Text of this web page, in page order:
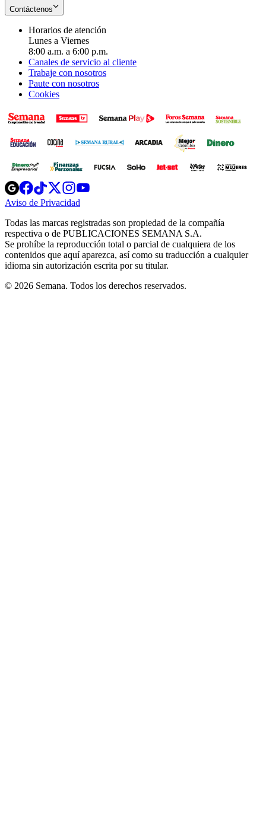
Contáctenos
Horarios de atención
Lunes a Viernes
8:00 a.m. a 6:00 p.m.
Canales de servicio al cliente
Trabaje con nosotros
Paute con nosotros
Cookies
Opens
in
new
Opens
in
new
Opens
in
new
window
Opens
new
windowwindow
Aviso de Privacidad
new
window
Todas las marcas registradas son propiedad de la compañía
respectiva o de PUBLICACIONES SEMANA S.A.
Se prohíbe la reproducción total o parcial de cualquiera de los
contenidos que aquí aparezca, así como su traducción a cualquier
idioma sin autorización escrita por su titular.
© 2026 Semana. Todos los derechos reservados.